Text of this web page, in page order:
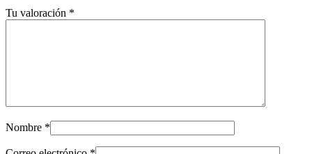
Tu valoración *
Nombre *